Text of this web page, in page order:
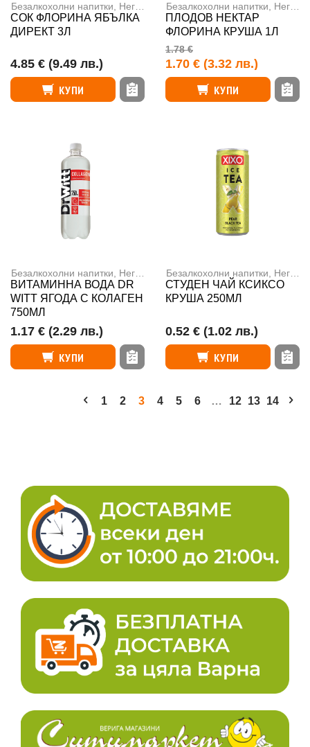
Безалкохолни напитки Негазирани напитки
СОК ФЛОРИНА ЯБЪЛКА
ДИРЕКТ 3Л
4.85 € (9.49 лв.)
КУПИ
Безалкохолни напитки Негазирани напитки
ПЛОДОВ НЕКТАР
ФЛОРИНА КРУША 1Л
1.78 €
1.70 € (3.32 лв.)
КУПИ
Безалкохолни напитки Негазирани напитки
ВИТАМИННА ВОДА DR
WITT ЯГОДА С КОЛАГЕН
750МЛ
1.17 € (2.29 лв.)
КУПИ
Безалкохолни напитки Негазирани напитки
СТУДЕН ЧАЙ КСИКСО
КРУША 250МЛ
0.52 € (1.02 лв.)
КУПИ
1 2 3 4 5 6 … 12 13 14